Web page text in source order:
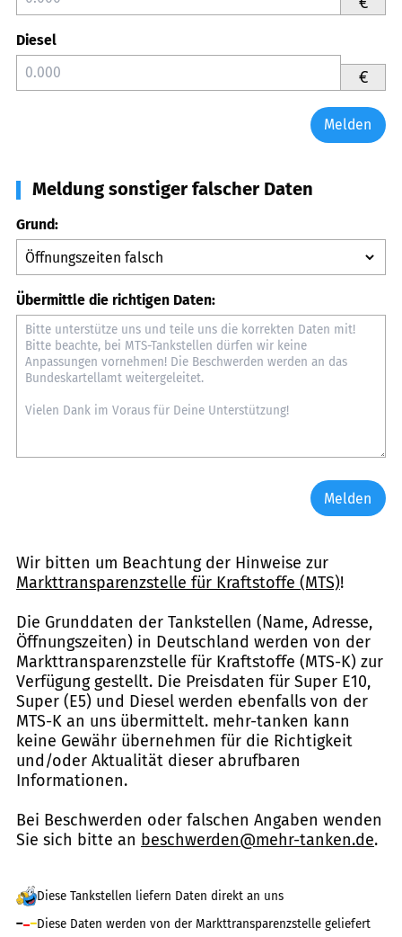
Diesel
€
Melden
Meldung sonstiger falscher Daten
Grund:
Übermittle die richtigen Daten:
Melden
Wir bitten um Beachtung der Hinweise zur
Markttransparenzstelle für Kraftstoffe (MTS)!
Die Grunddaten der Tankstellen (Name, Adresse,
Öffnungszeiten) in Deutschland werden von der
Markttransparenzstelle für Kraftstoffe (MTS-K) zur
Verfügung gestellt. Die Preisdaten für Super E10,
Super (E5) und Diesel werden ebenfalls von der
MTS-K an uns übermittelt. mehr-tanken kann
keine Gewähr übernehmen für die Richtigkeit
und/oder Aktualität dieser abrufbaren
Informationen.
Bei Beschwerden oder falschen Angaben wenden
Sie sich bitte an beschwerden@mehr-tanken.de.
Diese Tankstellen liefern Daten direkt an uns
Diese Daten werden von der Markttransparenzstelle geliefert